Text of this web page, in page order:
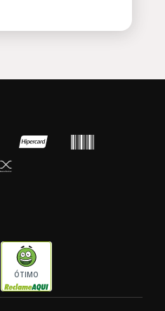
ÓTIMO